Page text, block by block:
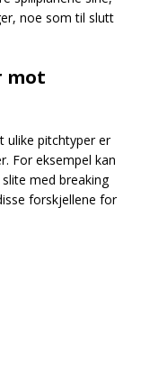
noe som til slutt
mot
ulike pitchtyper er
For eksempel kan
med breaking
forskjellene for